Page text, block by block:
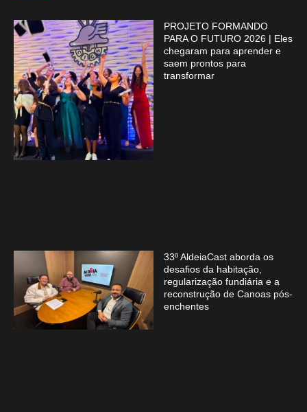
PROJETO FORMANDO
PARA O FUTURO 2026 | Eles
chegaram para aprender e
saem prontos para
transformar
33º AldeiaCast aborda os
desafios da habitação,
regularização fundiária e a
reconstrução de Canoas pós-
enchentes